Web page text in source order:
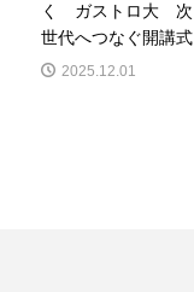
く ガストロ大 次
世代へつなぐ開講式
2025.12.01